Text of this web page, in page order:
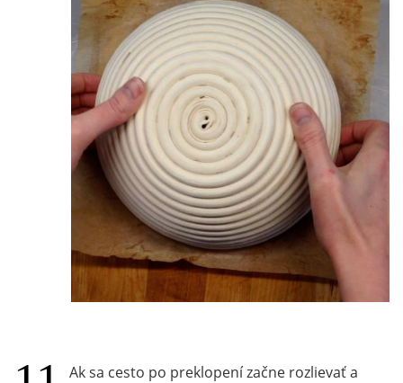
Ak sa cesto po preklopení začne rozlievať a